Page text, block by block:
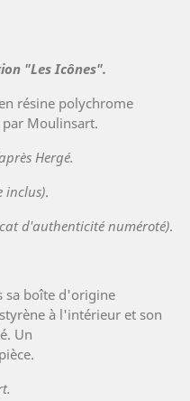
"Les Icônes".
résine polychrome
par Moulinsart.
Hergé.
inclus).
d'authenticité numéroté).
sa boîte d'origine
à l'intérieur et son
Un